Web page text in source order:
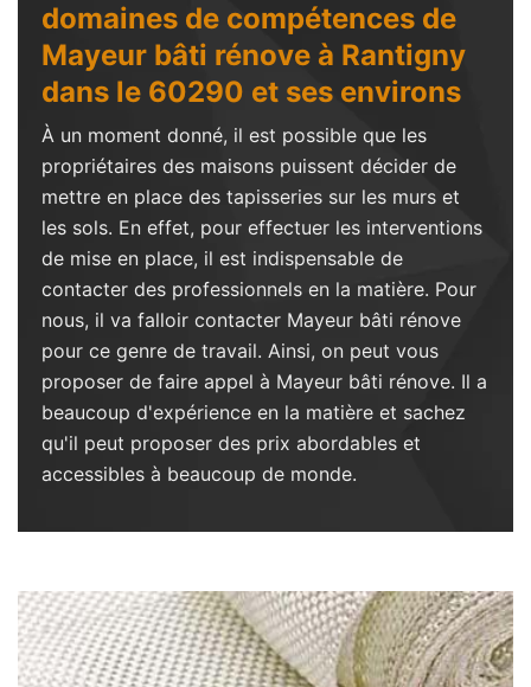
domaines de compétences de
Mayeur bâti rénove à Rantigny
dans le 60290 et ses environs
À un moment donné, il est possible que les
propriétaires des maisons puissent décider de
mettre en place des tapisseries sur les murs et
les sols. En effet, pour effectuer les interventions
de mise en place, il est indispensable de
contacter des professionnels en la matière. Pour
nous, il va falloir contacter Mayeur bâti rénove
pour ce genre de travail. Ainsi, on peut vous
proposer de faire appel à Mayeur bâti rénove. Il a
beaucoup d'expérience en la matière et sachez
qu'il peut proposer des prix abordables et
accessibles à beaucoup de monde.